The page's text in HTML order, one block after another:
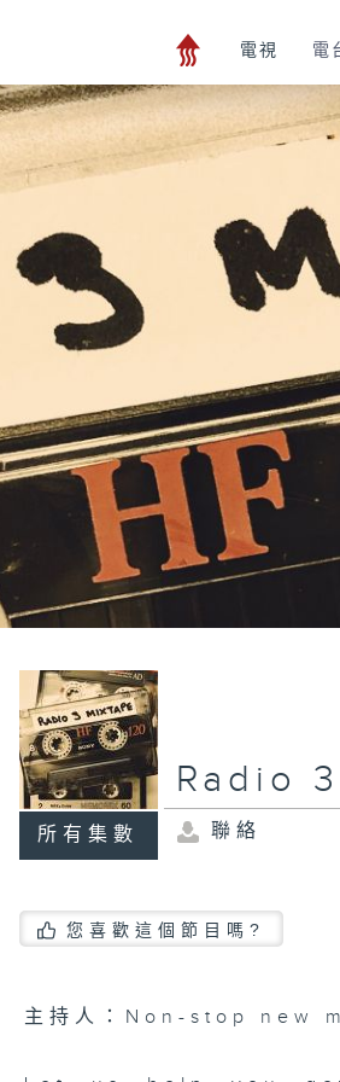
電視 電
所有集數
Radio
聯絡
您喜歡這個節目嗎?
主持人：Non-stop new